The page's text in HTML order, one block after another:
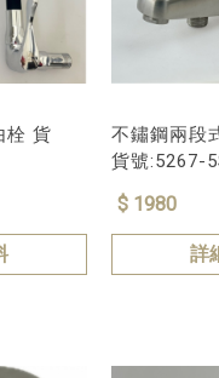
栓 貨
不鏽鋼兩段
貨號:5267-
$ 1980
詳